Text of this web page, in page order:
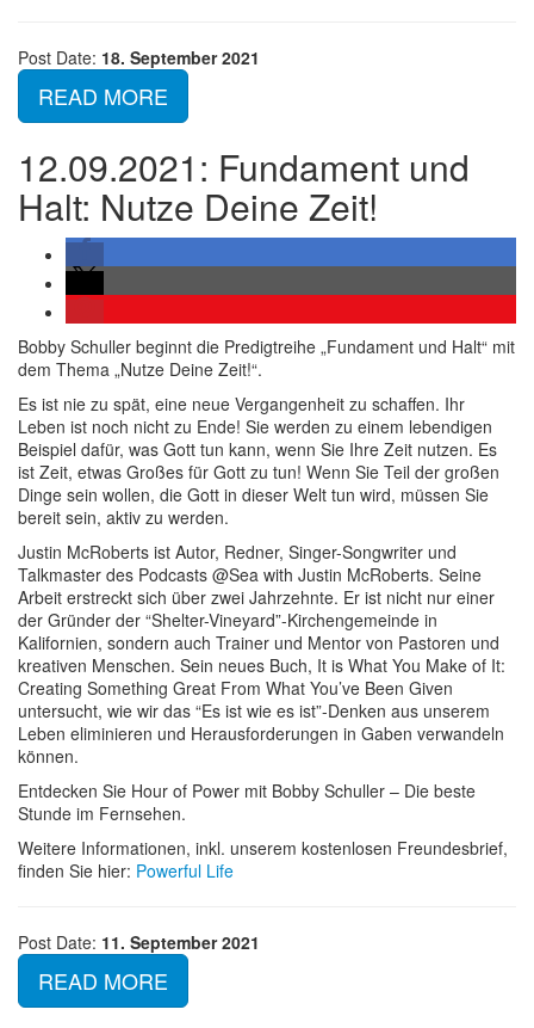
Post Date: 18. September 2021
READ MORE
12.09.2021: Fundament und
Halt: Nutze Deine Zeit!
Bobby Schuller beginnt die Predigtreihe „Fundament und Halt“ mit
dem Thema „Nutze Deine Zeit!“.
Es ist nie zu spät, eine neue Vergangenheit zu schaffen. Ihr
Leben ist noch nicht zu Ende! Sie werden zu einem lebendigen
Beispiel dafür, was Gott tun kann, wenn Sie Ihre Zeit nutzen. Es
ist Zeit, etwas Großes für Gott zu tun! Wenn Sie Teil der großen
Dinge sein wollen, die Gott in dieser Welt tun wird, müssen Sie
bereit sein, aktiv zu werden.
Justin McRoberts ist Autor, Redner, Singer-Songwriter und
Talkmaster des Podcasts @Sea with Justin McRoberts. Seine
Arbeit erstreckt sich über zwei Jahrzehnte. Er ist nicht nur einer
der Gründer der “Shelter-Vineyard”-Kirchengemeinde in
Kalifornien, sondern auch Trainer und Mentor von Pastoren und
kreativen Menschen. Sein neues Buch, It is What You Make of It:
Creating Something Great From What You’ve Been Given
untersucht, wie wir das “Es ist wie es ist”-Denken aus unserem
Leben eliminieren und Herausforderungen in Gaben verwandeln
können.
Entdecken Sie Hour of Power mit Bobby Schuller – Die beste
Stunde im Fernsehen.
Weitere Informationen, inkl. unserem kostenlosen Freundesbrief,
finden Sie hier: Powerful Life
Post Date: 11. September 2021
READ MORE